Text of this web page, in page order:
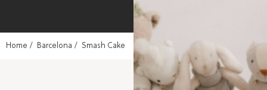
Home Barcelona Smash Cake